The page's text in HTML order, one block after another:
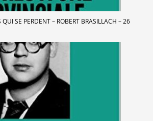
SE PERDENT – ROBERT BRASILLACH – 26